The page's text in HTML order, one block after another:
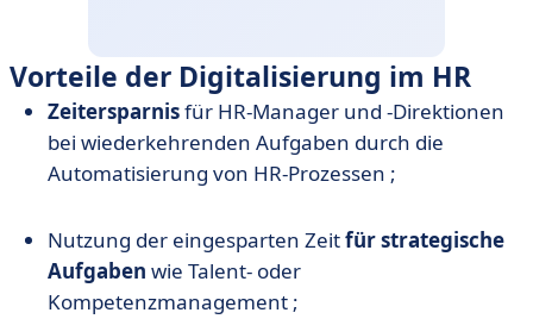
Vorteile der Digitalisierung im HR
Zeitersparnisfür HR-Manager und -Direktionen
bei wiederkehrenden Aufgaben durch die
Automatisierung von HR-Prozessen ;
Nutzung der eingesparten Zeitfürstrategische
Aufgaben wie Talent- oder
Kompetenzmanagement ;